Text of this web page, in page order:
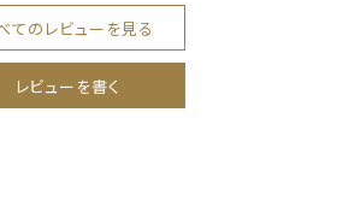
てのレビューを見る
レビューを書く